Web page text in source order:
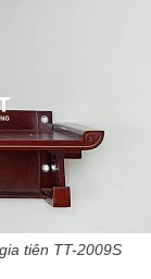
tiên TT-2009S